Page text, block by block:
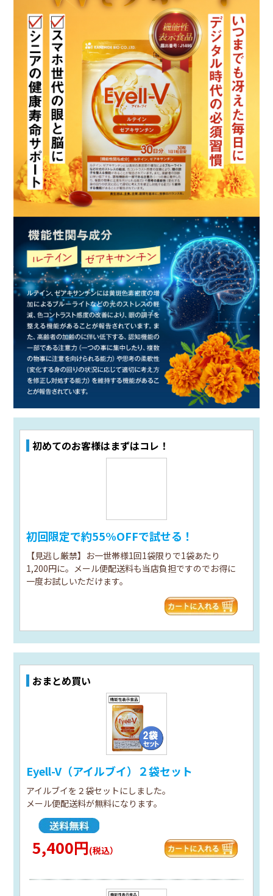
初めてのお客様はまずはコレ！
初回限定で約55%OFFで試せる！
【見逃し厳禁】お一世帯様1回1袋限りで1袋あたり
1,200円に。メール便配送料も当店負担ですのでお得に
一度お試しいただけます。
おまとめ買い
Eyell-V（アイルブイ）２袋セット
アイルブイを２袋セットにしました。
メール便配送料が無料になります。
5,400円(税込）